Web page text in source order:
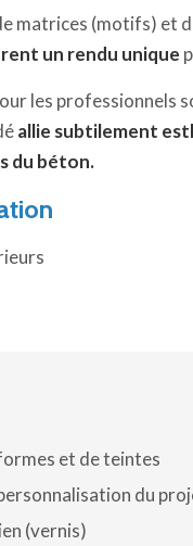
matrices (motifs) et
un rendu unique
les professionnels
allie subtilement
du béton.
et de teintes
du
(vernis)